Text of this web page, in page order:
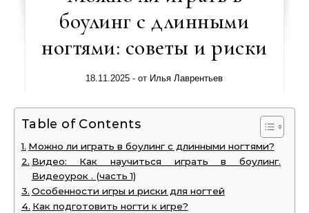
боулинг с длинными
ногтями: советы и риски
18.11.2025 - от Илья Лаврентьев
Table of Contents
Можно ли играть в боулинг с длинными ногтями?
Видео: Как научиться играть в боулинг.
Видеоурок . (часть 1)
Особенности игры и риски для ногтей
Как подготовить ногти к игре?